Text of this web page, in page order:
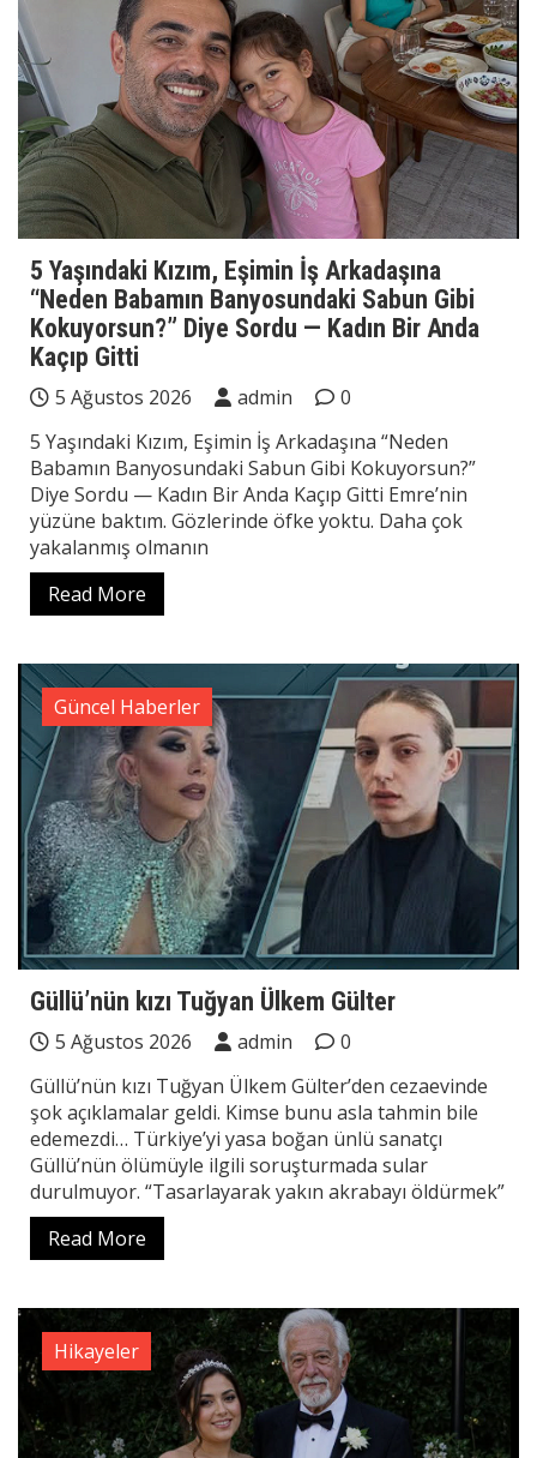
5 Yaşındaki Kızım, Eşimin İş Arkadaşına
“Neden Babamın Banyosundaki Sabun Gibi
Kokuyorsun?” Diye Sordu — Kadın Bir Anda
Kaçıp Gitti
5 Ağustos 2026 admin
0
5 Yaşındaki Kızım, Eşimin İş Arkadaşına “Neden
Babamın Banyosundaki Sabun Gibi Kokuyorsun?”
Diye Sordu — Kadın Bir Anda Kaçıp Gitti Emre’nin
yüzüne baktım. Gözlerinde öfke yoktu. Daha çok
yakalanmış olmanın
Read More
Güncel Haberler
Güllü’nün kızı Tuğyan Ülkem Gülter
5 Ağustos 2026 admin
0
Güllü’nün kızı Tuğyan Ülkem Gülter’den cezaevinde
şok açıklamalar geldi. Kimse bunu asla tahmin bile
edemezdi… Türkiye’yi yasa boğan ünlü sanatçı
Güllü’nün ölümüyle ilgili soruşturmada sular
durulmuyor. “Tasarlayarak yakın akrabayı öldürmek”
Read More
Hikayeler